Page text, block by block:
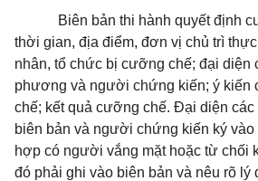
Biên bản thi hành quyết định
thời gian, địa điểm, đơn vị chủ trì
nhân, tổ chức bị cưỡng chế; đại diện
phương và người chứng kiến; ý kiến
chế; kết quả cưỡng chế. Đại diện các
biên bản và người chứng kiến ký
hợp có người vắng mặt hoặc từ chối
đó phải ghi vào biên bản và nêu rõ lý